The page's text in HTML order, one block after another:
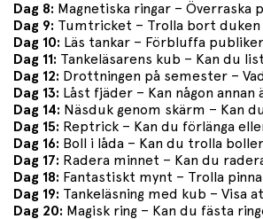
Dag 8: Magnetiska ringar – Överraska
Dag 9: Tumtricket – Trolla bort
Dag 10: Läs tankar – Förbluffa
Dag 11: Tankeläsarens kub – Kan du
Dag 12: Drottningen på semester –
Dag 13: Låst fjäder – Kan någon
Dag 14: Näsduk genom skärm – Kan
Dag 15: Reptrick – Kan du förlänga
Dag 16: Boll i låda – Kan du trolla
Dag 17: Radera minnet – Kan du
Dag 18: Fantastiskt mynt – Trolla
Dag 19: Tankeläsning med kub – Visa
Dag 20: Magisk ring – Kan du fästa